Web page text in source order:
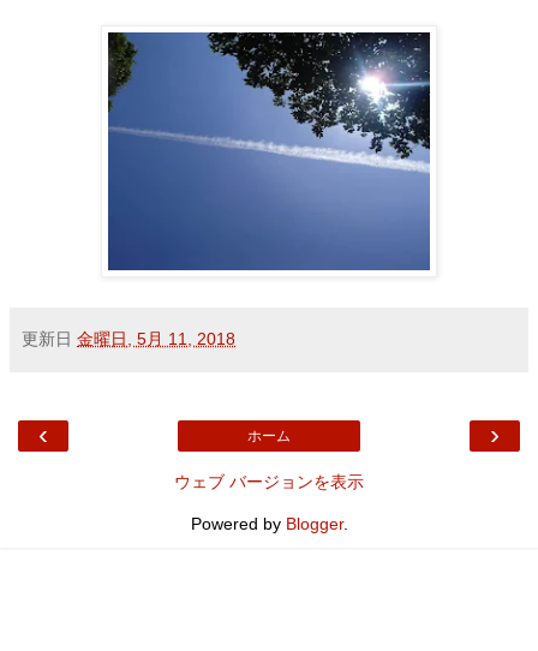
更新日 金曜日, 5月 11, 2018
‹ ›
ホーム
ウェブ バージョンを表示
Powered by Blogger.